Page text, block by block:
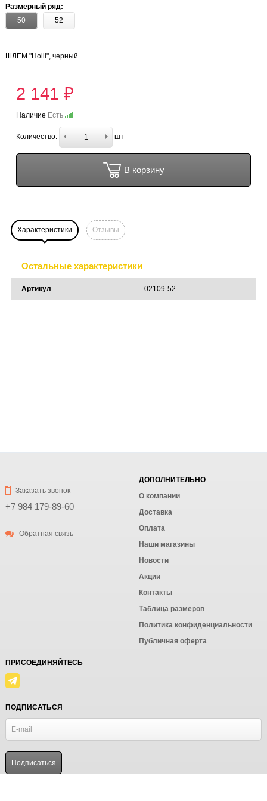
Размерный ряд:
50
52
ШЛЕМ "Holli", черный
2 141 ₽
Наличие Есть
Количество: шт
В корзину
Характеристики Отзывы
Остальные характеристики
Артикул 02109-52
Заказать звонок
+7 984 179-89-60
Обратная связь
ДОПОЛНИТЕЛЬНО
О компании
Доставка
Оплата
Наши магазины
Новости
Акции
Контакты
Таблица размеров
Политика конфиденциальности
Публичная оферта
ПРИСОЕДИНЯЙТЕСЬ
ПОДПИСАТЬСЯ